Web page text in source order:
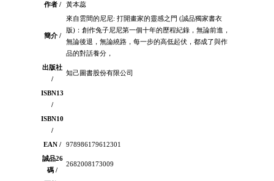
作者 /
黃本蕊
簡介 /
來自雲間的尼尼: 打開畫家的靈感之門 (誠品獨家書衣
版)：創作兔子尼尼第一個十年的歷程紀錄，無論前進，
無論後退，無論繞路，每一步的高低起伏，都成了與作
品的對話養分，
出版社
/
知己圖書股份有限公司
ISBN13
/
ISBN10
/
EAN /
978986179612301
誠品26
碼 /
2682008173009